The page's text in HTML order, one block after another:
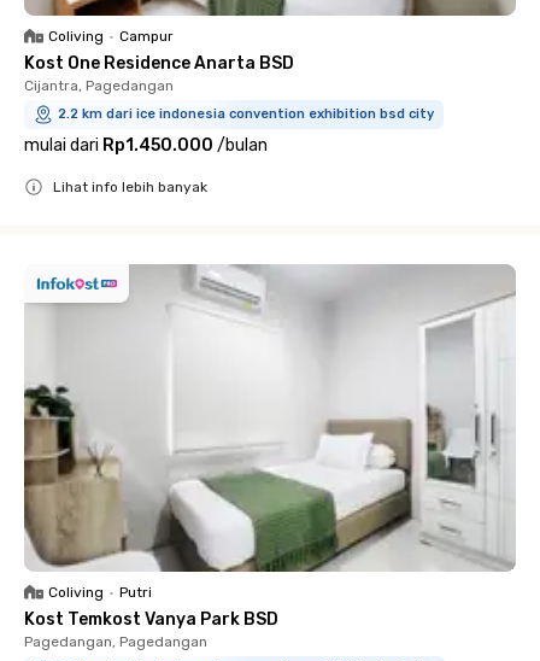
Coliving • Campur
Kost One Residence Anarta BSD
Cijantra, Pagedangan
2.2 km dari ice indonesia convention exhibition bsd city
mulai dari Rp1.450.000 /bulan
Lihat info lebih banyak
Coliving • Putri
Kost Temkost Vanya Park BSD
Pagedangan, Pagedangan